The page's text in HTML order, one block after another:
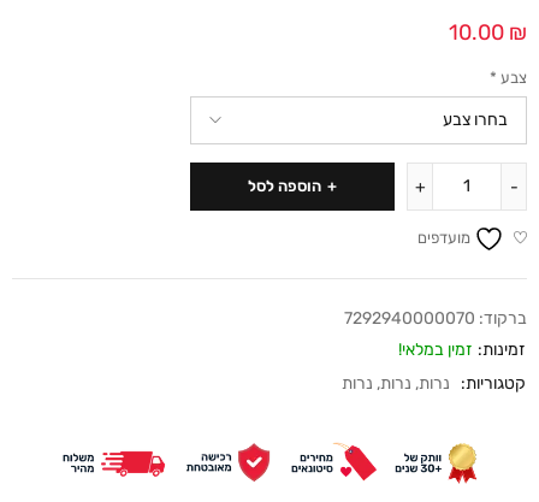
10.00 ₪
צבע *
הוספה לסל
מועדפים
ברקוד: 7292940000070
זמינות: זמין במלאי!
קטגוריות:
נרות, נרות, נרות